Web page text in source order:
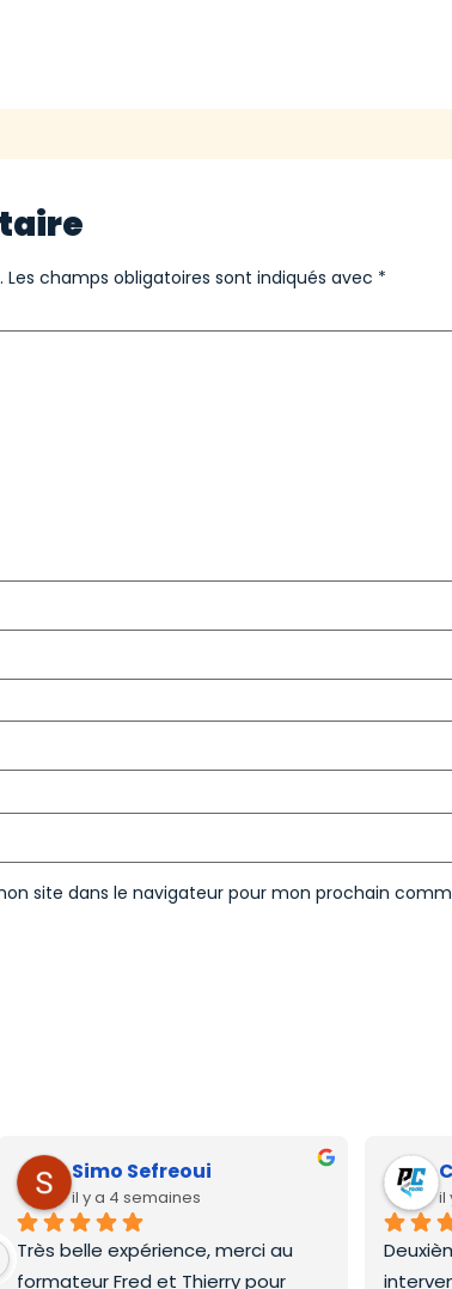
Les champs obligatoires sont indiqués avec *
site dans le navigateur pour mon prochain
Simo Sefreoui
il y a 4 semaines
Très belle expérience, merci au
formateur Fred et Thierry pour
il